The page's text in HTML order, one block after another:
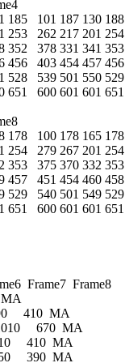
185   101 187 130 188
253   262 217 201 254
352   378 331 341 353
456   403 454 457 456
528   539 501 550 529
651   600 601 601 651
178   100 178 165 178
254   279 267 201 254
353   375 370 332 353
457   451 454 460 458
529   540 501 549 529
651   600 601 601 651
Frame7  Frame8
MA
410  MA
670  MA
410  MA
390  MA